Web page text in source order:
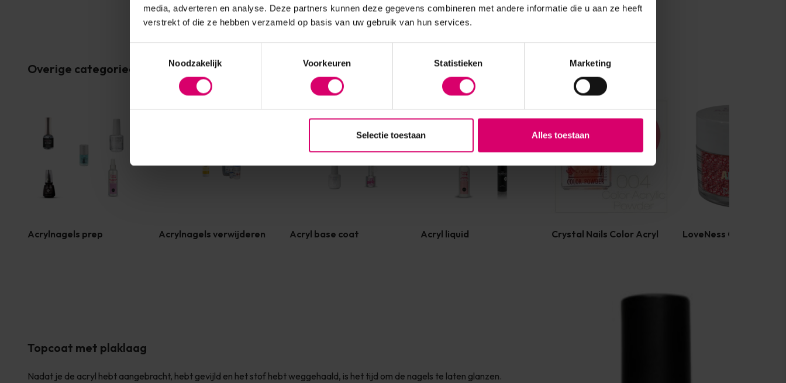
media, adverteren en analyse. Deze partners kunnen deze gegevens combineren met andere informatie die u aan ze heeft
verstrekt of die ze hebben verzameld op basis van uw gebruik van hun services.
Noodzakelijk
Voorkeuren Statistieken Marketing
Selectie toestaan Alles toestaan
Overige categorieën in Acryl
Acrylnagels prep Acrylnagels verwijderen Acryl base coat Acryl liquid Crystal Nails Color Acryl LoveNess Color Acryl
Topcoat met plaklaag
Nadat je de acryl hebt aangebracht, hebt gevijld en het stof hebt weggehaald, is het tijd om de nagels te laten glanzen.